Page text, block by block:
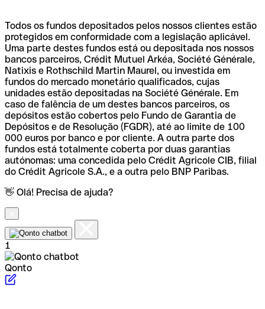
Todos os fundos depositados pelos nossos clientes estão
protegidos em conformidade com a legislação aplicável.
Uma parte destes fundos está ou depositada nos nossos
bancos parceiros, Crédit Mutuel Arkéa, Société Générale,
Natixis e Rothschild Martin Maurel, ou investida em
fundos do mercado monetário qualificados, cujas
unidades estão depositadas na Société Générale. Em
caso de falência de um destes bancos parceiros, os
depósitos estão cobertos pelo Fundo de Garantia de
Depósitos e de Resolução (FGDR), até ao limite de 100
000 euros por banco e por cliente. A outra parte dos
fundos está totalmente coberta por duas garantias
autónomas: uma concedida pelo Crédit Agricole CIB, filial
do Crédit Agricole S.A., e a outra pelo BNP Paribas.
👋 Olá! Precisa de ajuda?
1
Qonto